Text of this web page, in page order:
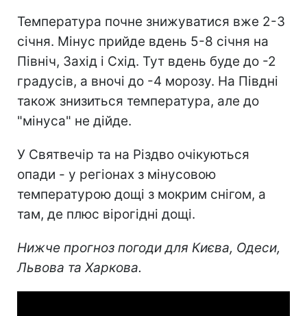
Температура почне знижуватися вже 2-3
січня. Мінус прийде вдень 5-8 січня на
Північ, Захід і Схід. Тут вдень буде до -2
градусів, а вночі до -4 морозу. На Півдні
також знизиться температура, але до
"мінуса" не дійде.
У Святвечір та на Різдво очікуються
опади - у регіонах з мінусовою
температурою дощі з мокрим снігом, а
там, де плюс вірогідні дощі.
Нижче прогноз погоди для Києва, Одеси,
Львова та Харкова.